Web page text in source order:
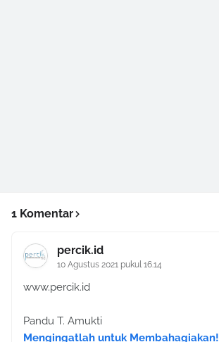
1 Komentar
percik.id
10 Agustus 2021 pukul 16.14
www.percik.id
Pandu T. Amukti
Mengingatlah untuk Membahagiakan!